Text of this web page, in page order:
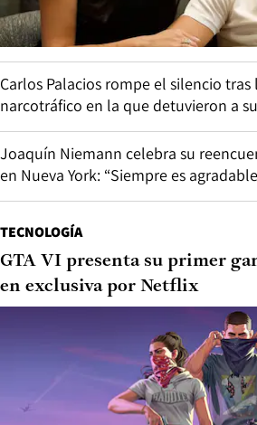
Carlos Palacios rompe el silencio
narcotráfico en la que detuvieron a
Joaquín Niemann celebra su
en Nueva York: “Siempre es
TECNOLOGÍA
GTA VI presenta su primer
en exclusiva por Netflix